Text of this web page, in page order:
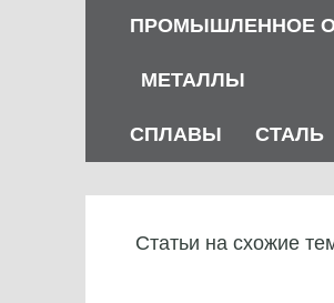
ПРОМЫШЛЕННОЕ
МЕТАЛЛЫ
СПЛАВЫ СТАЛЬ
Статьи на схожие